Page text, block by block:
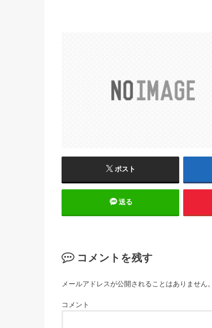
ポスト
送る
コメントを残す
メールアドレスが公開されることはありません。
コメント